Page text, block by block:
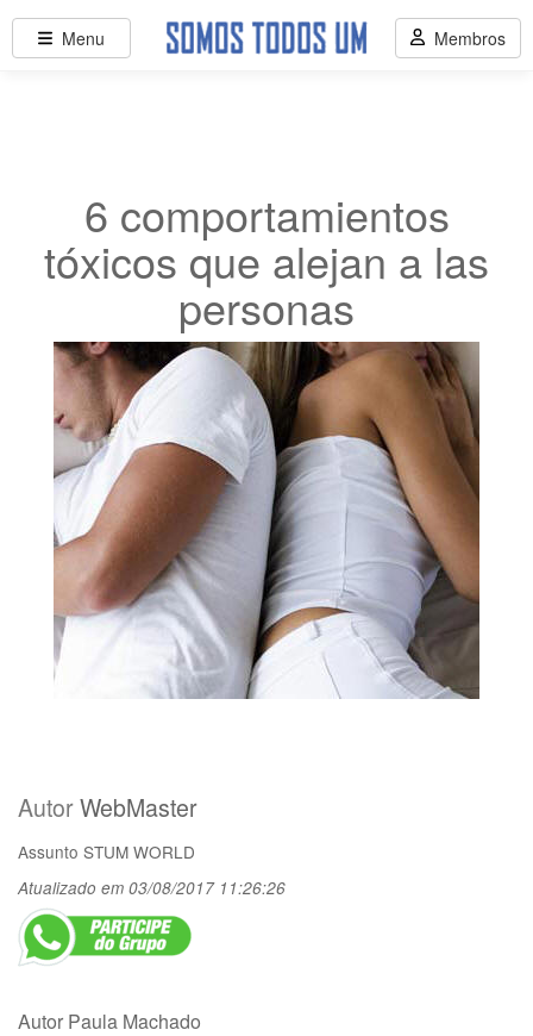
6 comportamientos
tóxicos que alejan a las
personas
AutorWebMaster
Assunto STUM WORLD
Atualizado em 03/08/2017 11:26:26
Autor Paula Machado
Menu Membros